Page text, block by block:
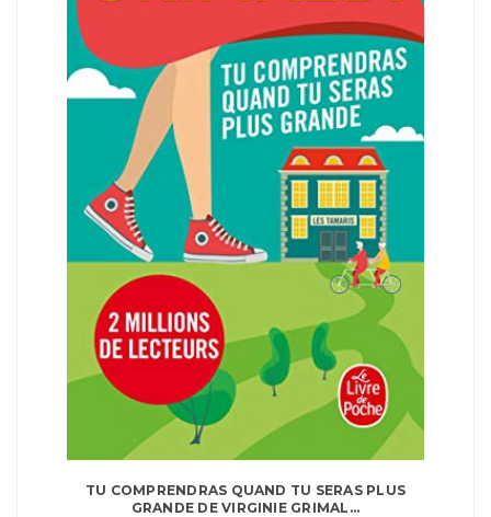
TU COMPRENDRAS QUAND TU SERAS PLUS
GRANDE DE VIRGINIE GRIMAL...